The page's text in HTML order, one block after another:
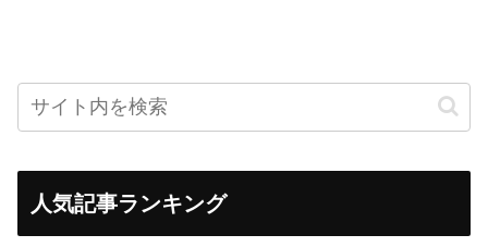
人気記事ランキング